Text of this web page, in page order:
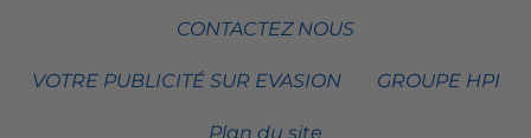
CONTACTEZ NOUS
VOTRE PUBLICITÉ SUR EVASION GROUPE HPI
Plan du site